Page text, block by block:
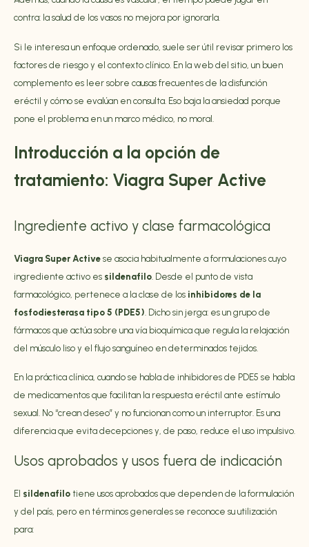
contra: la salud de los vasos no mejora por ignorarla.
Si le interesa un enfoque ordenado, suele ser útil revisar primero los
factores de riesgo y el contexto clínico. En la web del sitio, un buen
complemento es leer sobre causas frecuentes de la disfunción
eréctil y cómo se evalúan en consulta. Eso baja la ansiedad porque
pone el problema en un marco médico, no moral.
Introducción a la opción de
tratamiento: Viagra Super Active
Ingrediente activo y clase farmacológica
Viagra Super Active se asocia habitualmente a formulaciones cuyo
ingrediente activo es sildenafilo . Desde el punto de vista
farmacológico, pertenece a la clase de los inhibidores de la
fosfodiesterasa tipo 5 (PDE5) . Dicho sin jerga: es un grupo de
fármacos que actúa sobre una vía bioquímica que regula la relajación
del músculo liso y el flujo sanguíneo en determinados tejidos.
En la práctica clínica, cuando se habla de inhibidores de PDE5 se habla
de medicamentos que facilitan la respuesta eréctil ante estímulo
sexual. No “crean deseo” y no funcionan como un interruptor. Es una
diferencia que evita decepciones y, de paso, reduce el uso impulsivo.
Usos aprobados y usos fuera de indicación
El sildenafilo tiene usos aprobados que dependen de la formulación
y del país, pero en términos generales se reconoce su utilización
para: